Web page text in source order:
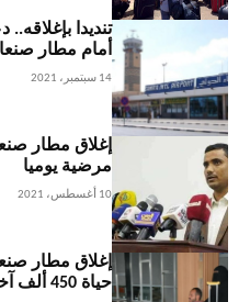
تنديدا
أمام مطار
14 سبتمبر، 2021
مرضية يوميا
10 أغسطس، 2021
حياة 450 ألف آخرين